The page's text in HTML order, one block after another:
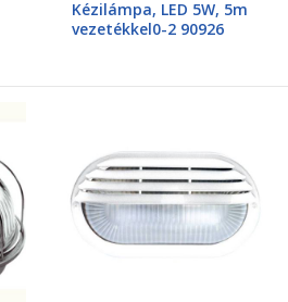
Kézilámpa, LED 5W, 5m
vezetékkel0-2 90926